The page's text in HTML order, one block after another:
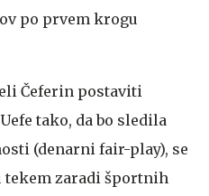
po prvem krogu
Čeferin postaviti
tako, da bo sledila
(denarni fair-play), se
tekem zaradi športnih